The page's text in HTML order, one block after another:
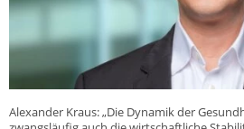
Alexander Kraus: „Die Dynamik der